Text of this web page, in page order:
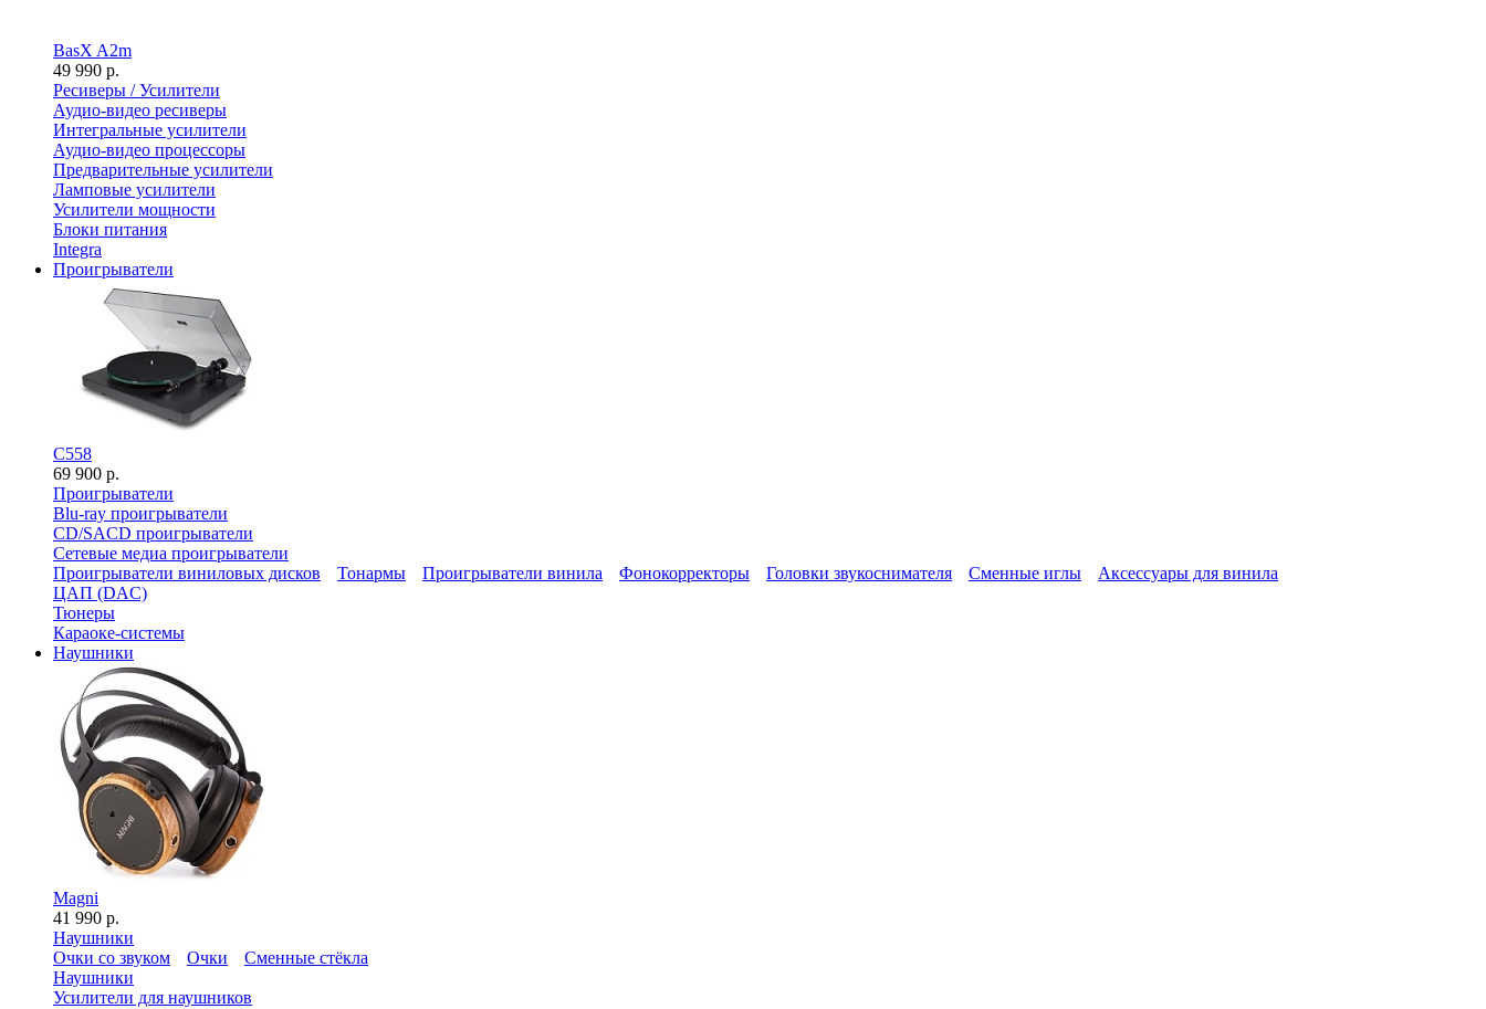
BasX A2m
49 990 р.
Ресиверы / Усилители
Аудио-видео ресиверы
Интегральные усилители
Аудио-видео процессоры
Предварительные усилители
Ламповые усилители
Усилители мощности
Блоки питания
Integra
Проигрыватели
C558
69 900 р.
Проигрыватели
Blu-ray проигрыватели
CD/SACD проигрыватели
Сетевые медиа проигрыватели
Проигрыватели виниловых дисков
Тонармы Проигрыватели винила Фонокорректоры Головки звукоснимателя Сменные иглы
Аксессуары для винила
ЦАП (DAC)
Тюнеры
Караоке-системы
Наушники
Magni
41 990 р.
Наушники
Очки со звуком
Очки
Сменные стёкла
Наушники
Усилители для наушников